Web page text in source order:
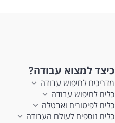
כיצד למצוא עבודה?
מדריכים לחיפוש עבודה
כלים לחיפוש עבודה
כלים לפיטורים ואבטלה
כלים נוספים לעולם העבודה